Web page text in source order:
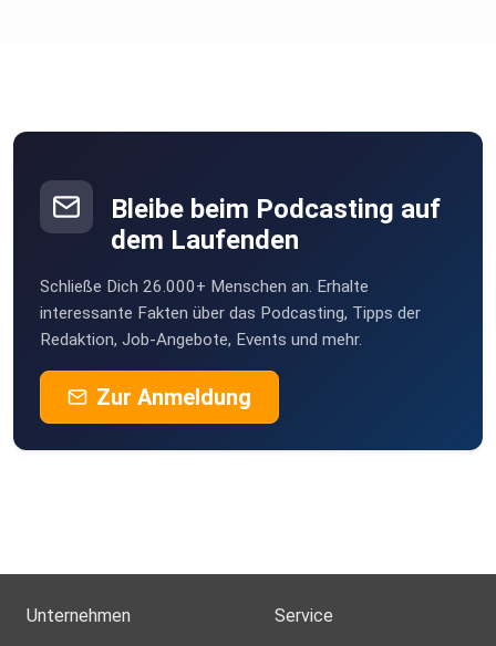
Bleibe beim Podcasting auf
dem Laufenden
Schließe Dich 26.000+ Menschen an. Erhalte
interessante Fakten über das Podcasting, Tipps der
Redaktion, Job-Angebote, Events und mehr.
Zur Anmeldung
Unternehmen Service